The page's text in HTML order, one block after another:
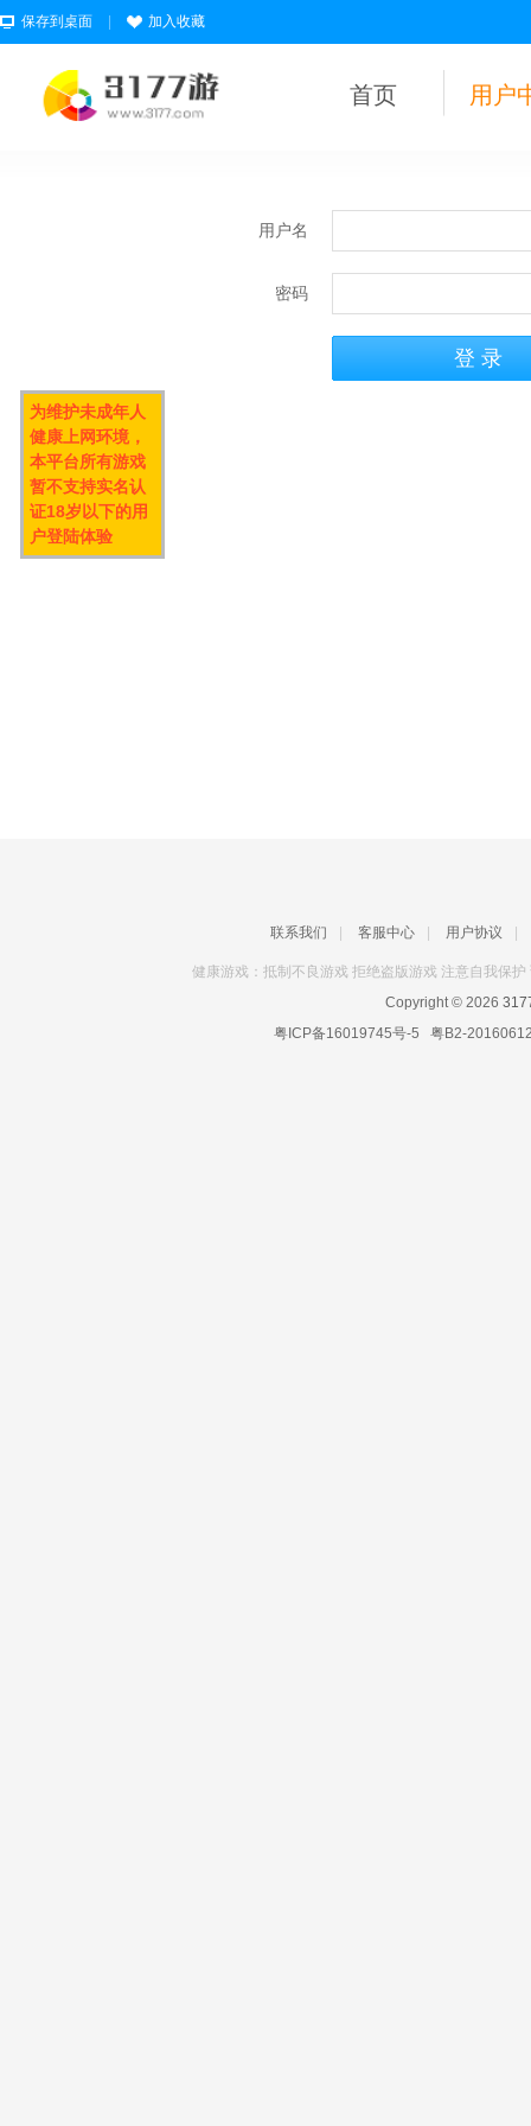
保存到桌面 加入收藏
首页 用户
用户名
密码
联系我们 客服中心 用户协议
健康游戏：抵制不良游戏 拒绝盗版游戏 注意自我保
Copyright © 2026
粤ICP备16019745号-5 粤B2-
为维护未成年人
健康上网环境，
本平台所有游戏
暂不支持实名认
证18岁以下的用
户登陆体验